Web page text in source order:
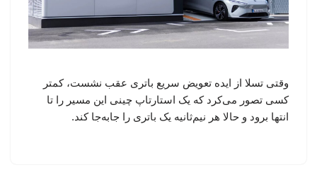
وقتی تسلا از ایده تعویض سریع باتری عقب نشست، کمتر
کسی تصور می‌کرد که یک استارتاپ چینی این مسیر را تا
انتها برود و حالا هر نیم‌ثانیه یک باتری را جابه‌جا کند.